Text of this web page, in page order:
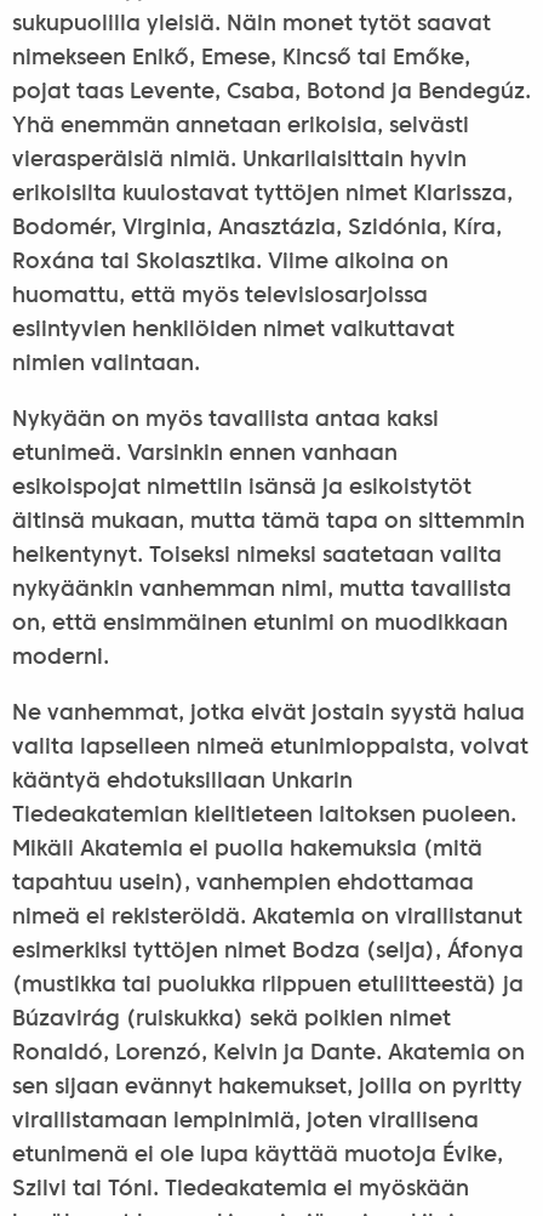
sukupuolilla yleisiä. Näin monet tytöt saavat
nimekseen Enikő, Emese, Kincső tai Emőke,
pojat taas Levente, Csaba, Botond ja Bendegúz.
Yhä enemmän annetaan erikoisia, selvästi
vierasperäisiä nimiä. Unkarilaisittain hyvin
erikoisilta kuulostavat tyttöjen nimet Klarissza,
Bodomér, Virginia, Anasztázia, Szidónia, Kíra,
Roxána tai Skolasztika. Viime aikoina on
huomattu, että myös televisiosarjoissa
esiintyvien henkilöiden nimet vaikuttavat
nimien valintaan.
Nykyään on myös tavallista antaa kaksi
etunimeä. Varsinkin ennen vanhaan
esikoispojat nimettiin isänsä ja esikoistytöt
äitinsä mukaan, mutta tämä tapa on sittemmin
heikentynyt. Toiseksi nimeksi saatetaan valita
nykyäänkin vanhemman nimi, mutta tavallista
on, että ensimmäinen etunimi on muodikkaan
moderni.
Ne vanhemmat, jotka eivät jostain syystä halua
valita lapselleen nimeä etunimioppaista, voivat
kääntyä ehdotuksillaan Unkarin
Tiedeakatemian kielitieteen laitoksen puoleen.
Mikäli Akatemia ei puolla hakemuksia (mitä
tapahtuu usein), vanhempien ehdottamaa
nimeä ei rekisteröidä. Akatemia on virallistanut
esimerkiksi tyttöjen nimet Bodza (selja), Áfonya
(mustikka tai puolukka riippuen etuliitteestä) ja
Búzavirág (ruiskukka) sekä poikien nimet
Ronaldó, Lorenzó, Kelvin ja Dante. Akatemia on
sen sijaan evännyt hakemukset, joilla on pyritty
virallistamaan lempinimiä, joten virallisena
etunimenä ei ole lupa käyttää muotoja Évike,
Szilvi tai Tóni. Tiedeakatemia ei myöskään